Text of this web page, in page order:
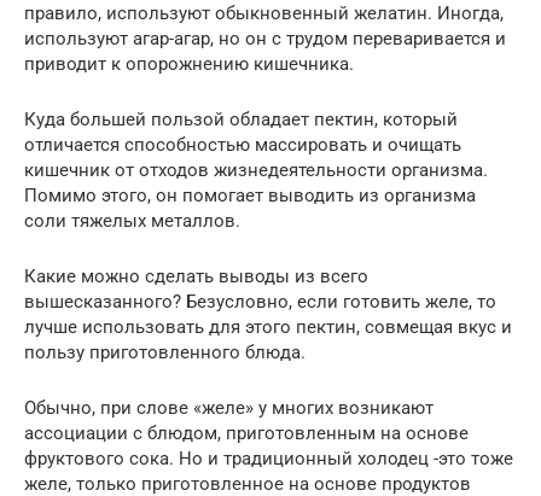
правило, используют обыкновенный желатин. Иногда,
используют агар-агар, но он с трудом переваривается и
приводит к опорожнению кишечника.
Куда большей пользой обладает пектин, который
отличается способностью массировать и очищать
кишечник от отходов жизнедеятельности организма.
Помимо этого, он помогает выводить из организма
соли тяжелых металлов.
Какие можно сделать выводы из всего
вышесказанного? Безусловно, если готовить желе, то
лучше использовать для этого пектин, совмещая вкус и
пользу приготовленного блюда.
Обычно, при слове «желе» у многих возникают
ассоциации с блюдом, приготовленным на основе
фруктового сока. Но и традиционный холодец -это тоже
желе, только приготовленное на основе продуктов